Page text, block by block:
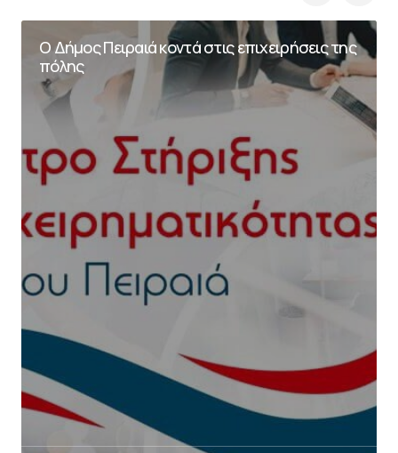
Ο Δήμος Πειραιά κοντά στις επιχειρήσεις της
πόλης